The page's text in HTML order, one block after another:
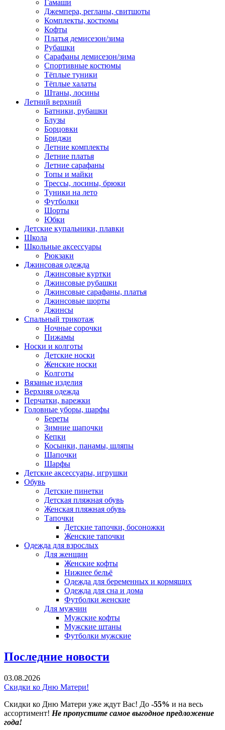
Гамаши
Джемпера, регланы, свитшоты
Комплекты, костюмы
Кофты
Платья демисезон/зима
Рубашки
Сарафаны демисезон/зима
Спортивные костюмы
Тёплые туники
Тёплые халаты
Штаны, лосины
Летний верхний
Батники, рубашки
Блузы
Борцовки
Бриджи
Летние комплекты
Летние платья
Летние сарафаны
Топы и майки
Трессы, лосины, брюки
Туники на лето
Футболки
Шорты
Юбки
Детские купальники, плавки
Школа
Школьные аксессуары
Рюкзаки
Джинсовая одежда
Джинсовые куртки
Джинсовые рубашки
Джинсовые сарафаны, платья
Джинсовые шорты
Джинсы
Спальный трикотаж
Ночные сорочки
Пижамы
Носки и колготы
Детские носки
Женские носки
Колготы
Вязаные изделия
Верхняя одежда
Перчатки, варежки
Головные уборы, шарфы
Береты
Зимние шапочки
Кепки
Косынки, панамы, шляпы
Шапочки
Шарфы
Детские аксессуары, игрушки
Обувь
Детские пинетки
Детская пляжная обувь
Женская пляжная обувь
Тапочки
Детские тапочки, босоножки
Женские тапочки
Одежда для взрослых
Для женщин
Женские кофты
Нижнее бельё
Одежда для беременных и кормящих
Одежда для сна и дома
Футболки женские
Для мужчин
Мужские кофты
Мужские штаны
Футболки мужские
Последние новости
03.08.2026
Скидки ко Дню Матери!
Скидки ко Дню Матери уже ждут Вас! До -55% и на весь
ассортимент! Не пропустите самое выгодное предложение
года!